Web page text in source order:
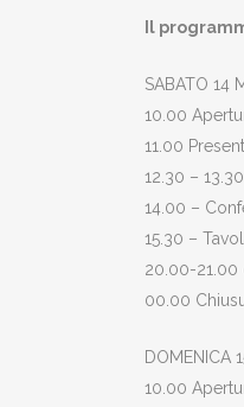
Il
SABATO 14
10.00
11.00
12.30 –
14.00 –
15.30 –
20.00-21.00
00.00
DOMENICA
10.00